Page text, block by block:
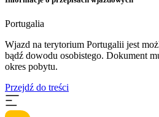
Portugalia
Wjazd na terytorium Portugalii jest
bądź dowodu osobistego. Dokument
okres pobytu.
Przejdź do treści